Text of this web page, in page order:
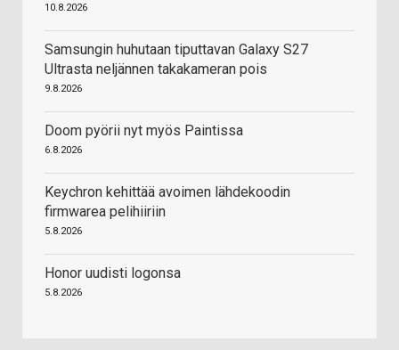
10.8.2026
Samsungin huhutaan tiputtavan Galaxy S27
Ultrasta neljännen takakameran pois
9.8.2026
Doom pyörii nyt myös Paintissa
6.8.2026
Keychron kehittää avoimen lähdekoodin
firmwarea pelihiiriin
5.8.2026
Honor uudisti logonsa
5.8.2026